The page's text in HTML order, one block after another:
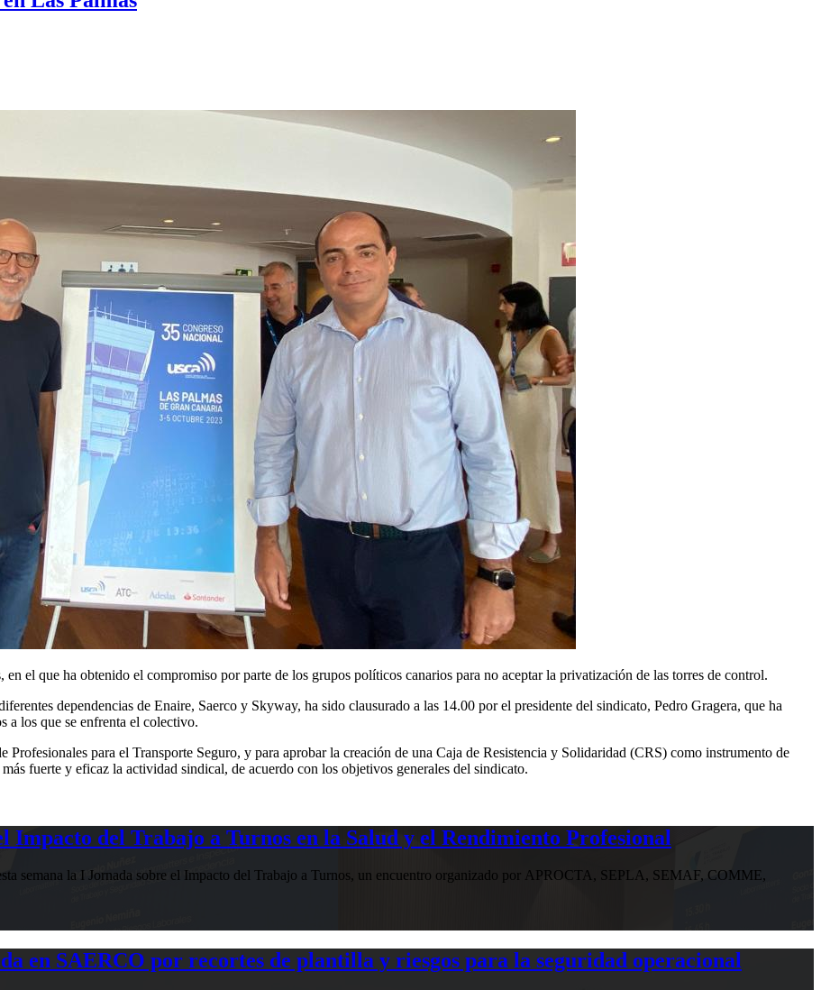
el que ha obtenido el compromiso por parte de los grupos políticos canarios para no aceptar la privatización de las torres de control.
dependencias de Enaire, Saerco y Skyway, ha sido clausurado a las 14.00 por el presidente del sindicato, Pedro Gragera, que ha
a los que se enfrenta el colectivo.
Profesionales para el Transporte Seguro, y para aprobar la creación de una Caja de Resistencia y Solidaridad (CRS) como instrumento de
fuerte y eficaz la actividad sindical, de acuerdo con los objetivos generales del sindicato.
del Trabajo a Turnos en la Salud y el Rendimiento Profesional
semana la I Jornada sobre el Impacto del Trabajo a Turnos, un encuentro organizado por APROCTA, SEPLA, SEMAF, COMME,
en SAERCO por recortes de plantilla y riesgos para la seguridad operacional